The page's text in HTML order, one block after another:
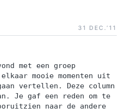
31 DEC.‘11
met een groep
mooie momenten uit
vertellen. Deze column
Je gaf een reden om te
naar de andere